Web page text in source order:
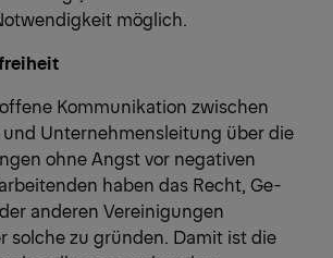
möglich.
Kommunikation zwischen
Unternehmensleitung über die
ohne Angst vor negativen
haben das Recht, Ge-
anderen Vereinigungen
solche zu gründen. Damit ist die